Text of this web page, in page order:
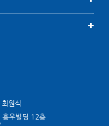
원식
홍우빌딩 12층